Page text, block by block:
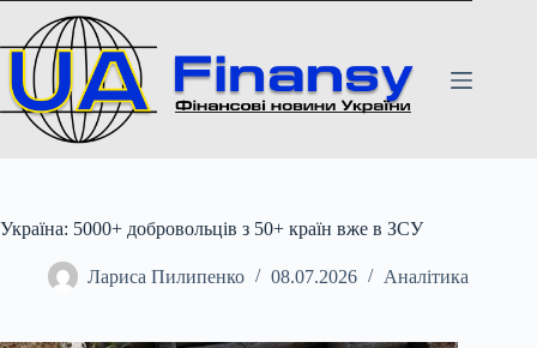
вмісту
Україна: 5000+ добровольців з 50+ країн вже в ЗСУ
Лариса Пилипенко 08.07.2026 Аналітика